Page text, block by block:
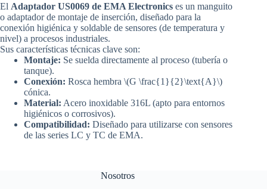
El Adaptador US0069 de EMA Electronics es un manguito
o adaptador de montaje de inserción, diseñado para la
conexión higiénica y soldable de sensores (de temperatura y
nivel) a procesos industriales.
Sus características técnicas clave son:
Montaje: Se suelda directamente al proceso (tubería o
tanque).
Conexión: Rosca hembra \(G \frac{1}{2}\text{A}\)
cónica.
Material: Acero inoxidable 316L (apto para entornos
higiénicos o corrosivos).
Compatibilidad: Diseñado para utilizarse con sensores
de las series LC y TC de EMA.
Nosotros